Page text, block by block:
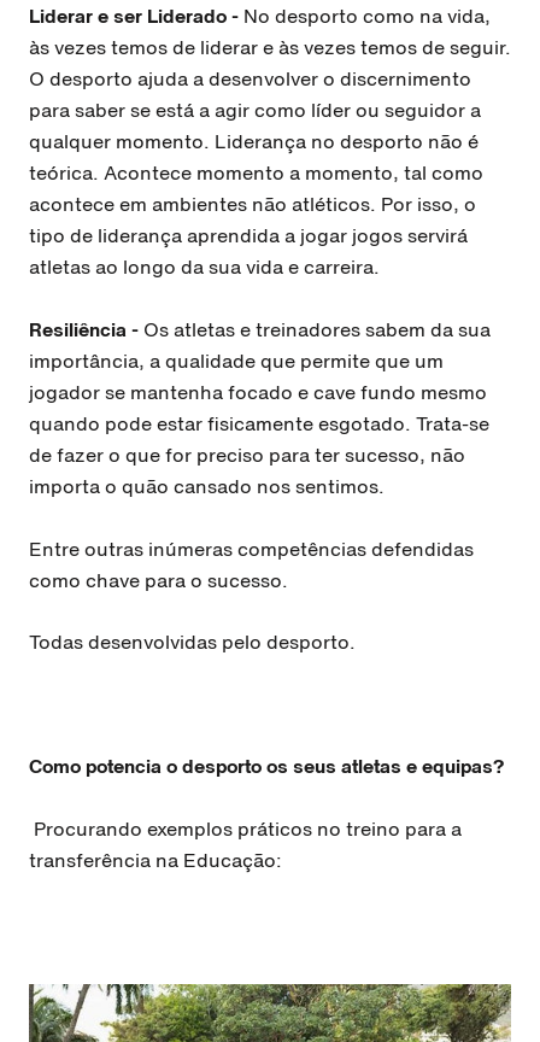
Liderar e ser Liderado - No desporto como na vida,
às vezes temos de liderar e às vezes temos de seguir.
O desporto ajuda a desenvolver o discernimento
para saber se está a agir como líder ou seguidor a
qualquer momento. Liderança no desporto não é
teórica. Acontece momento a momento, tal como
acontece em ambientes não atléticos. Por isso, o
tipo de liderança aprendida a jogar jogos servirá
atletas ao longo da sua vida e carreira.
Resiliência - Os atletas e treinadores sabem da sua
importância, a qualidade que permite que um
jogador se mantenha focado e cave fundo mesmo
quando pode estar fisicamente esgotado. Trata-se
de fazer o que for preciso para ter sucesso, não
importa o quão cansado nos sentimos.
Entre outras inúmeras competências defendidas
como chave para o sucesso.
Todas desenvolvidas pelo desporto.
Como potencia o desporto os seus atletas e equipas?
Procurando exemplos práticos no treino para a
transferência na Educação: